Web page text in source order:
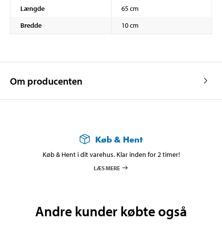
Længde
65 cm
Bredde
10 cm
Om producenten
Køb & Hent
Køb & Hent i dit varehus. Klar inden for 2 timer!
LÆS MERE
Andre kunder købte også